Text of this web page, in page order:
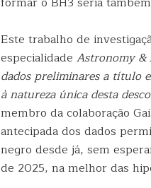
Este trabalho de
especialidade Astronomy &
dados preliminares a título
à natureza única desta
membro da colaboração
antecipada dos dados
negro desde já, sem
de 2025, na melhor das